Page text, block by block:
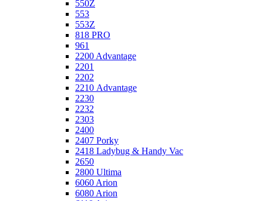
550Z
553
553Z
818 PRO
961
2200 Advantage
2201
2202
2210 Advantage
2230
2232
2303
2400
2407 Porky
2418 Ladybug & Handy Vac
2650
2800 Ultima
6060 Arion
6080 Arion